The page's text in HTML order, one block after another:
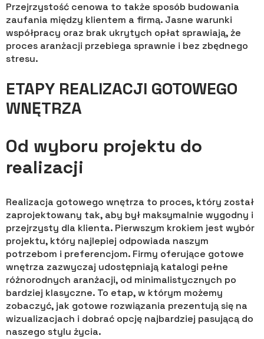
Przejrzystość cenowa to także sposób budowania
zaufania między klientem a firmą. Jasne warunki
współpracy oraz brak ukrytych opłat sprawiają, że
proces aranżacji przebiega sprawnie i bez zbędnego
stresu.
ETAPY REALIZACJI GOTOWEGO
WNĘTRZA
Od wyboru projektu do
realizacji
Realizacja gotowego wnętrza to proces, który został
zaprojektowany tak, aby był maksymalnie wygodny i
przejrzysty dla klienta. Pierwszym krokiem jest wybór
projektu, który najlepiej odpowiada naszym
potrzebom i preferencjom. Firmy oferujące gotowe
wnętrza zazwyczaj udostępniają katalogi pełne
różnorodnych aranżacji, od minimalistycznych po
bardziej klasyczne. To etap, w którym możemy
zobaczyć, jak gotowe rozwiązania prezentują się na
wizualizacjach i dobrać opcję najbardziej pasującą do
naszego stylu życia.